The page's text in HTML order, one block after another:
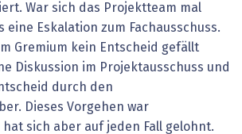
War sich das Projektteam mal
eine Eskalation zum Fachausschuss.
Gremium kein Entscheid gefällt
Diskussion im Projektausschuss und
durch den
Dieses Vorgehen war
sich aber auf jeden Fall gelohnt.